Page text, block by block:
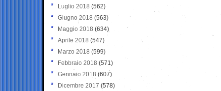
Luglio 2018 (562)
Giugno 2018 (563)
Maggio 2018 (634)
Aprile 2018 (547)
Marzo 2018 (599)
Febbraio 2018 (571)
Gennaio 2018 (607)
Dicembre 2017 (578)